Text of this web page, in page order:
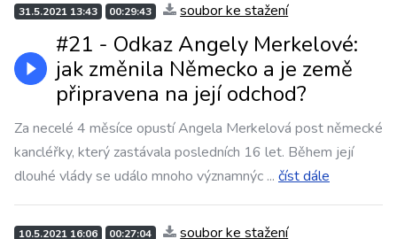
31.5.2021 13:43 00:29:43 soubor ke stažení
#21 - Odkaz Angely Merkelové:
jak změnila Německo a je země
připravena na její odchod?
Za necelé 4 měsíce opustí Angela Merkelová post německé
kancléřky, který zastávala posledních 16 let. Během její
dlouhé vlády se událo mnoho významnýc ... číst dále
10.5.2021 16:06 00:27:04 soubor ke stažení